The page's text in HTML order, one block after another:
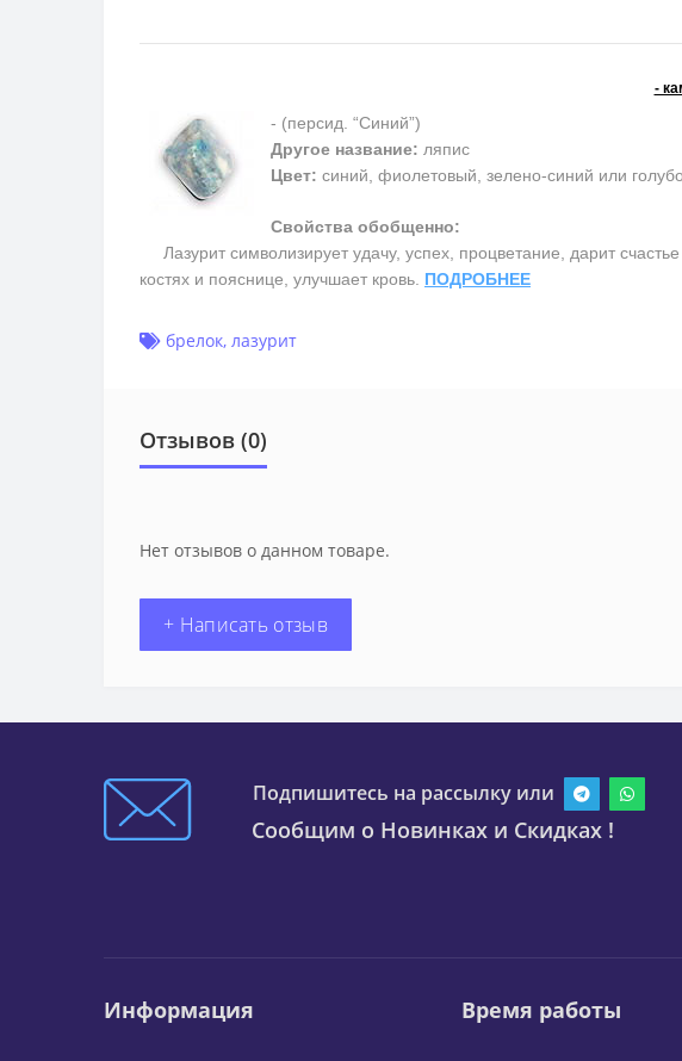
-
- (персид. “Синий”)
Другое название: ляпис
Цвет: синий, фиолетовый, зелено-синий или
Свойства обобщенно:
Лазурит символизирует удачу, успех, процветание, дарит
костях и пояснице, улучшает кровь. ПОДРОБНЕЕ
брелок, лазурит
Отзывов (0)
Нет отзывов о данном товаре.
+ Написать отзыв
Подпишитесь на рассылку или
Сообщим о Новинках и Скидках !
Информация Время работы